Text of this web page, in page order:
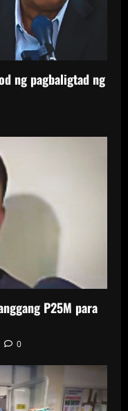
ng pagbaligtad ng
P25M para
0